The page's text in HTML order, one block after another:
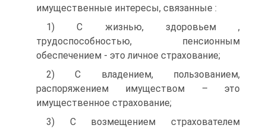
имущественные интересы, связанные :
1) С жизнью, здоровьем ,
трудоспособностью, пенсионным
обеспечением - это личное страхование;
2) С владением, пользованием,
распоряжением имуществом – это
имущественное страхование;
3) С возмещением страхователем